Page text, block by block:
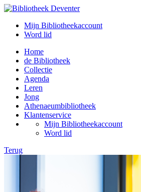
Mijn Bibliotheekaccount
Word lid
Home
de Bibliotheek
Collectie
Agenda
Leren
Jong
Athenaeumbibliotheek
Klantenservice
Mijn Bibliotheekaccount
Word lid
Terug